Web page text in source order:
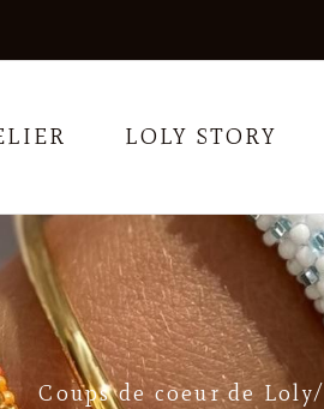
LOLY STORY
Coups de coeur de Loly/